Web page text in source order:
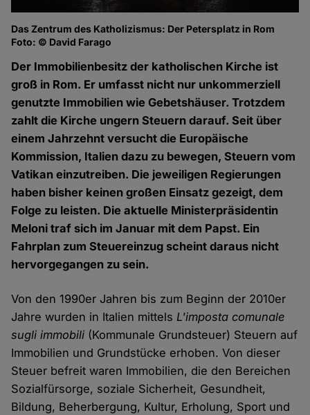
Das Zentrum des Katholizismus: Der Petersplatz in Rom
Foto: © David Farago
Der Immobilienbesitz der katholischen Kirche ist
groß in Rom. Er umfasst nicht nur unkommerziell
genutzte Immobilien wie Gebetshäuser. Trotzdem
zahlt die Kirche ungern Steuern darauf. Seit über
einem Jahrzehnt versucht die Europäische
Kommission, Italien dazu zu bewegen, Steuern vom
Vatikan einzutreiben. Die jeweiligen Regierungen
haben bisher keinen großen Einsatz gezeigt, dem
Folge zu leisten. Die aktuelle Ministerpräsidentin
Meloni traf sich im Januar mit dem Papst. Ein
Fahrplan zum Steuereinzug scheint daraus nicht
hervorgegangen zu sein.
Von den 1990er Jahren bis zum Beginn der 2010er
Jahre wurden in Italien mittelsL'imposta comunale
sugli immobili (Kommunale Grundsteuer) Steuern auf
Immobilien und Grundstücke erhoben. Von dieser
Steuer befreit waren Immobilien, die den Bereichen
Sozialfürsorge, soziale Sicherheit, Gesundheit,
Bildung, Beherbergung, Kultur, Erholung, Sport und